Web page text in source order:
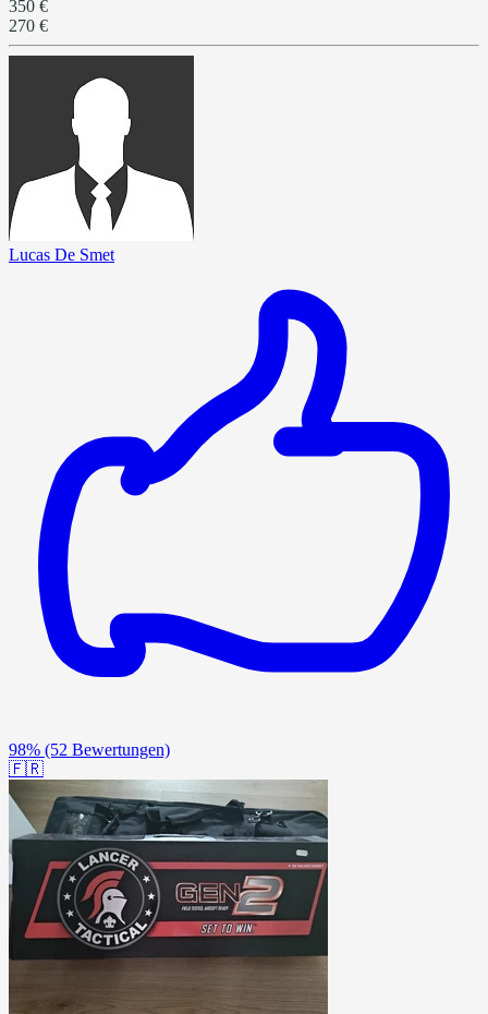
350 €
270 €
Lucas De Smet
98% (52 Bewertungen)
🇫🇷